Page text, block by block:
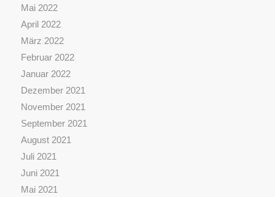
Mai 2022
April 2022
März 2022
Februar 2022
Januar 2022
Dezember 2021
November 2021
September 2021
August 2021
Juli 2021
Juni 2021
Mai 2021